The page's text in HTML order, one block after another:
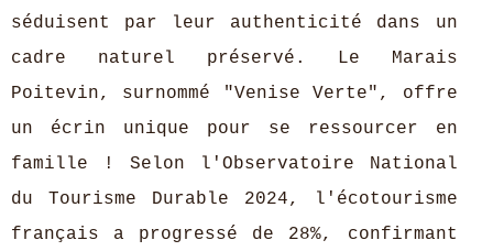
séduisent par leur authenticité dans un
cadre naturel préservé. Le Marais
Poitevin, surnommé "Venise Verte", offre
un écrin unique pour se ressourcer en
famille ! Selon l'Observatoire National
du Tourisme Durable 2024, l'écotourisme
français a progressé de 28%, confirmant